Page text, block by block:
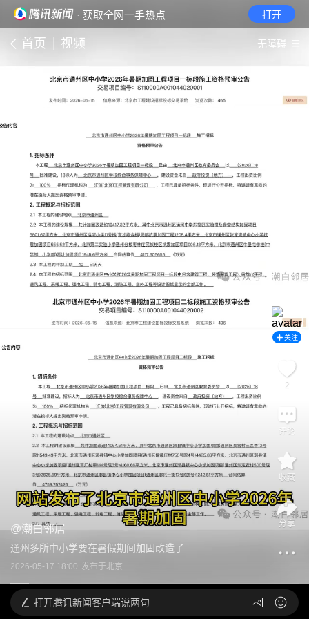
· 获取全网一手热点 打开
首页 视频 无障碍
@潮白邻居
通州多所中小学要在暑假期间加固改造了
2026-05-17 18:00 发布于北京
关注
2
评论
收藏
分享
打开腾讯新闻客户端说两句